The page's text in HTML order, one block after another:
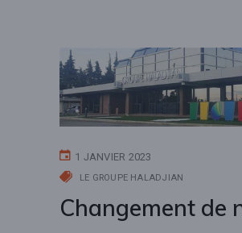
1 JANVIER 2023
LE GROUPE HALADJIAN
Changement de